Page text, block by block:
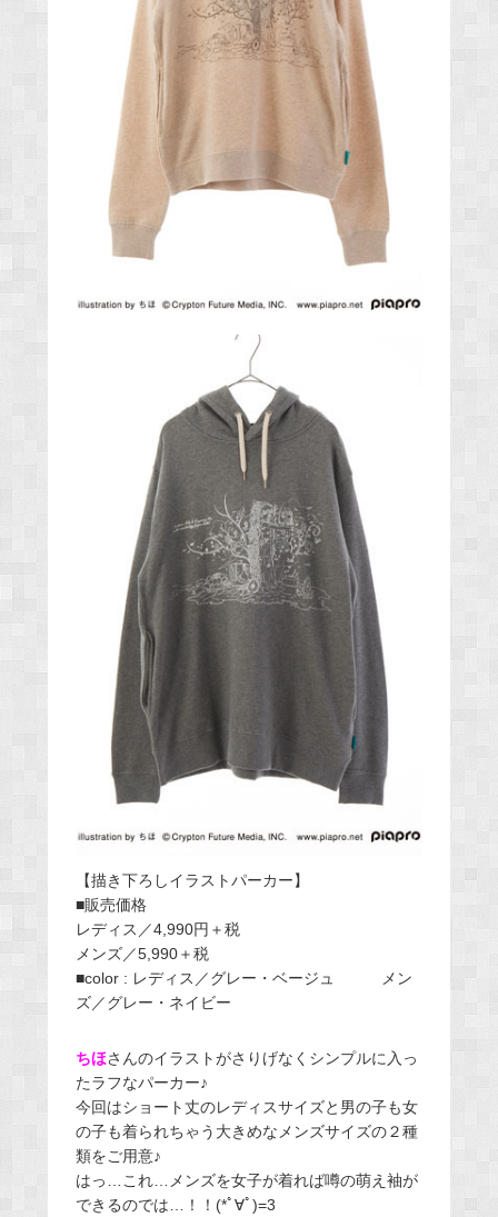
【描き下ろしイラストパーカー】
■販売価格
レディス／4,990円＋税
メンズ／5,990＋税
■color : レディス／グレー・ベージュ メン
ズ／グレー・ネイビー
ちほさんのイラストがさりげなくシンプルに入っ
たラフなパーカー♪
今回はショート丈のレディスサイズと男の子も女
の子も着られちゃう大きめなメンズサイズの２種
類をご用意♪
はっ…これ…メンズを女子が着れば噂の萌え袖が
できるのでは…！！(*ﾟ∀ﾟ)=3